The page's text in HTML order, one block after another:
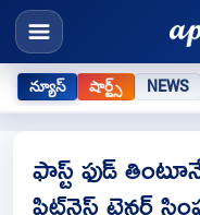
న్యూస్ షార్ట్స్ NEWS
ఫాస్ట్ ఫుడ్